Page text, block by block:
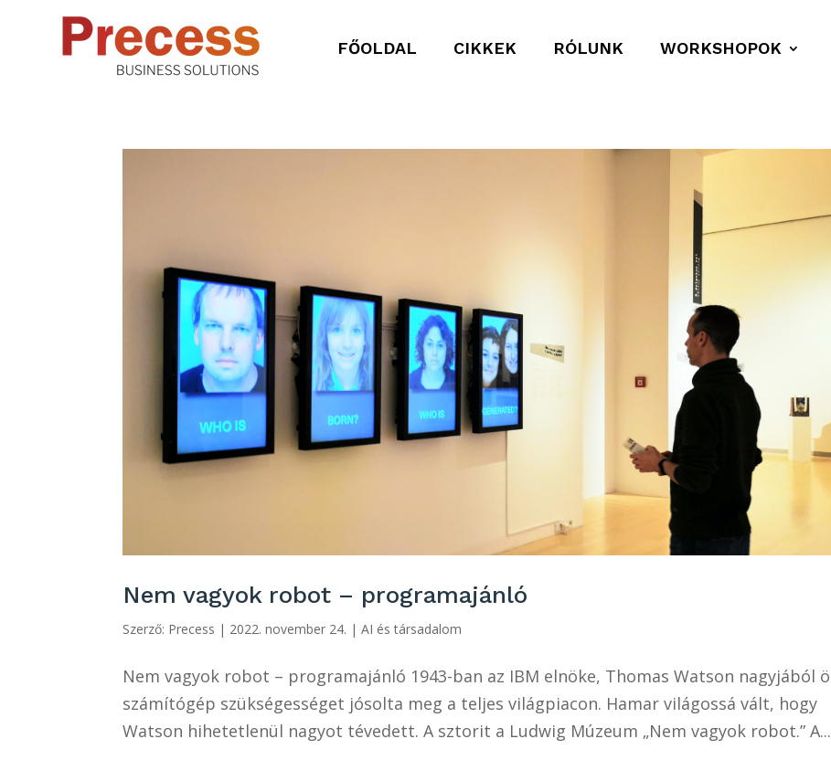
FŐOLDAL CIKKEK RÓLUNK WORKSHOPOK
Nem vagyok robot – programajánló
Szerző: Precess | 2022. november 24. |AI és társadalom
Nem vagyok robot – programajánló 1943-ban az IBM elnöke, Thomas Watson nagyjából
számítógép szükségességet jósolta meg a teljes világpiacon. Hamar világossá vált, hogy
Watson hihetetlenül nagyot tévedett. A sztorit a Ludwig Múzeum „Nem vagyok robot.” A...